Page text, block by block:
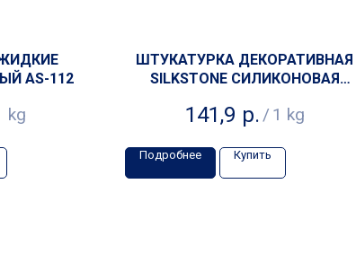
AS-112
kg
ШТУКАТУРКА ДЕКОРАТИВНАЯ
SILKSTONE СИЛИКОНОВАЯ
141,9 р. / 1 kg
Подробнее Купить